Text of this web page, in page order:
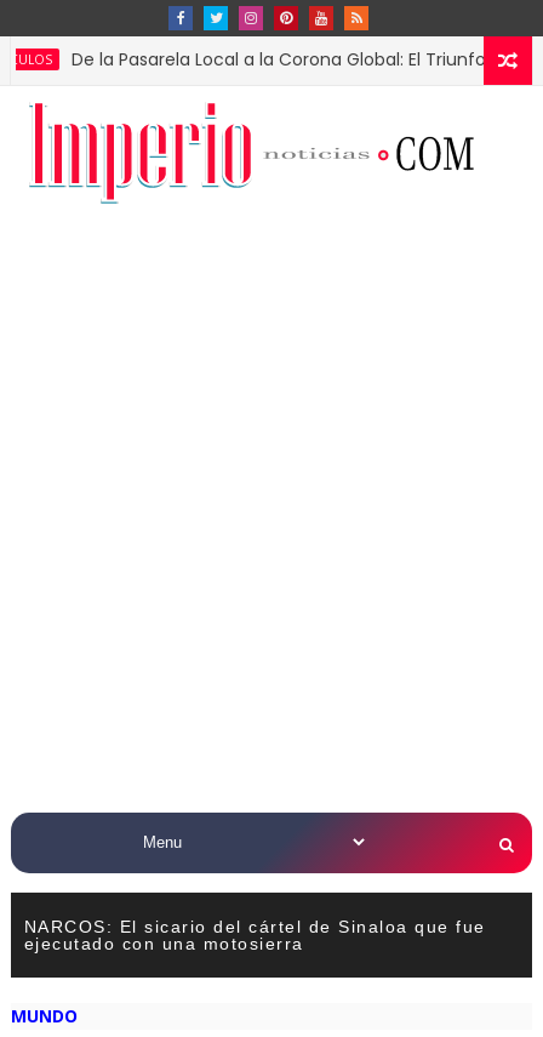
la Pasarela Local a la Corona Global: El Triunfo de Fátima
NARCOS: El sicario del cártel de Sinaloa que fue
ejecutado con una motosierra
MUNDO